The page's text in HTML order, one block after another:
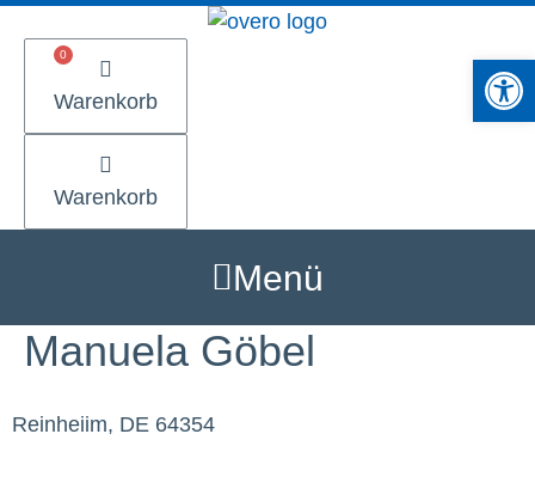
Inhalt
Warenkorb
Warenkorb
Menü
Manuela Göbel
Reinheiim, DE 64354